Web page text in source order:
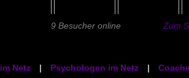
9 Besucher online Zum
Netz | Psychologen im Netz |